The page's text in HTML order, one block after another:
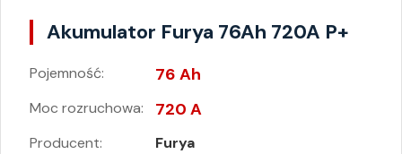
Akumulator Furya 76Ah 720A P+
Pojemność: 76 Ah
Moc rozruchowa: 720 A
Producent: Furya